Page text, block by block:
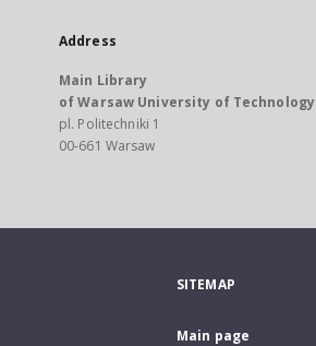
Address
Main Library
of Warsaw University of Technology
pl. Politechniki 1
00-661 Warsaw
SITEMAP
Main page